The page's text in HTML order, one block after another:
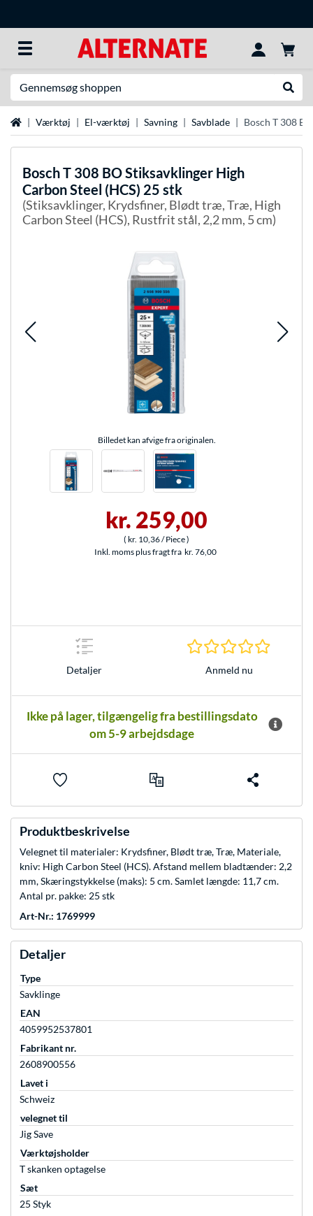
StartsideVærktøj El-værktøj Savning Savblade Bosch T 308
BoschT 308 BO Stiksavklinger High
Carbon Steel (HCS) 25 stk
(Stiksavklinger, Krydsfiner, Blødt træ, Træ, High
Carbon Steel (HCS), Rustfrit stål, 2,2 mm, 5 cm)
Billedet kan afvige fra originalen.
kr. 259,00
( kr. 10,36/ Piece)
Inkl. moms plus fragt fra kr. 76,00
Detaljer Anmeld nu
Ikke på lager, tilgængelig fra bestillingsdato
om 5-9 arbejdsdage
Produktbeskrivelse
Velegnet til materialer: Krydsfiner, Blødt træ, Træ, Materiale,
kniv: High Carbon Steel (HCS). Afstand mellem bladtænder: 2,2
mm, Skæringstykkelse (maks): 5 cm. Samlet længde: 11,7 cm.
Antal pr. pakke: 25 stk
Art-Nr.: 1769999
Detaljer
Type
Savklinge
EAN
4059952537801
Fabrikant nr.
2608900556
Lavet i
Schweiz
velegnet til
Jig Save
Værktøjsholder
T skanken optagelse
Sæt
25 Styk